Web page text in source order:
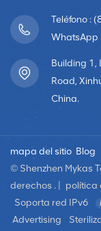
Teléfono :
Building 1,
Road,
China.
mapa del sitio Blog
© Shenzhen Mykas
derechos . |
política
Soporta red IPv6
Advertising